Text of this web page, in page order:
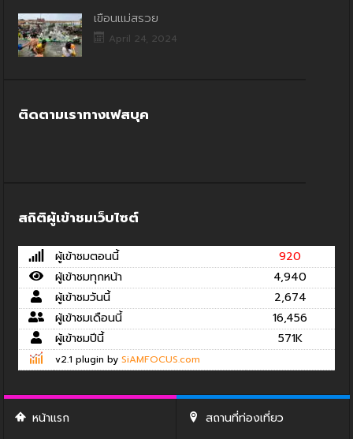
เขื่อนแม่สรวย
April 24, 2024
ติดตามเราทางเฟสบุค
สถิติผู้เข้าชมเว็บไซต์
ผู้เข้าชมตอนนี้
920
ผู้เข้าชมทุกหน้า
4,940
ผู้เข้าชมวันนี้
2,674
ผู้เข้าชมเดือนนี้
16,456
ผู้เข้าชมปีนี้
571K
v2.1 plugin by SiAMFOCUS.com
หน้าแรก สถานที่ท่องเที่ยว